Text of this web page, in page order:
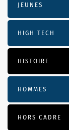
JEUNES
HIGH TECH
HISTOIRE
HOMMES
HORS CADRE